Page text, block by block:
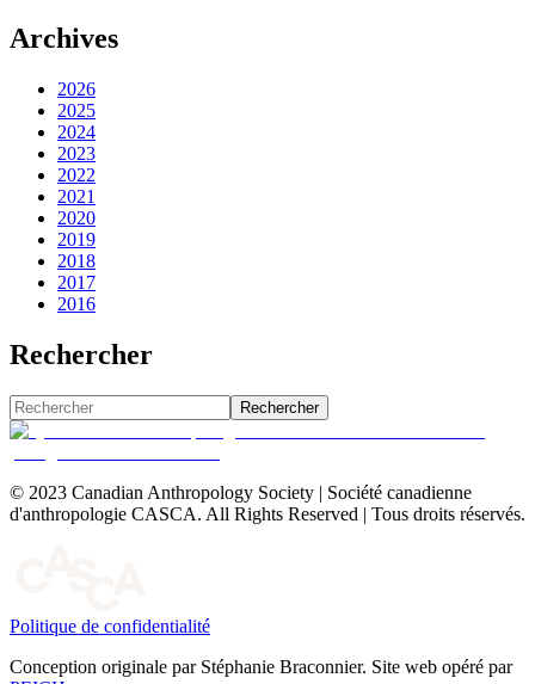
Archives
2026
2025
2024
2023
2022
2021
2020
2019
2018
2017
2016
Rechercher
Rechercher
© 2023 Canadian Anthropology Society | Société canadienne
d'anthropologie CASCA. All Rights Reserved | Tous droits réservés.
Politique de confidentialité
Conception originale par Stéphanie Braconnier. Site web opéré par